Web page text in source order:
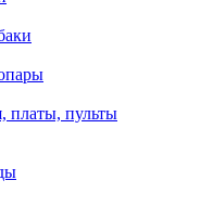
платы, пульты